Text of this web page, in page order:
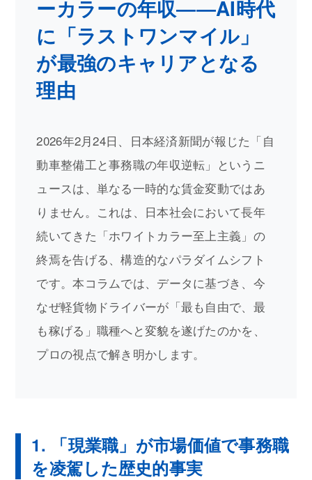
ーカラーの年収――AI時代
に「ラストワンマイル」
が最強のキャリアとなる
理由
2026年2月24日、日本経済新聞が報じた「自
動車整備工と事務職の年収逆転」というニ
ュースは、単なる一時的な賃金変動ではあ
りません。これは、日本社会において長年
続いてきた「ホワイトカラー至上主義」の
終焉を告げる、構造的なパラダイムシフト
です。本コラムでは、データに基づき、今
なぜ軽貨物ドライバーが「最も自由で、最
も稼げる」職種へと変貌を遂げたのかを、
プロの視点で解き明かします。
1. 「現業職」が市場価値で事務職
を凌駕した歴史的事実